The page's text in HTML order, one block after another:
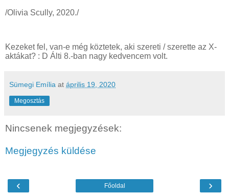
/Olivia Scully, 2020./
Kezeket fel, van-e még köztetek, aki szereti / szerette az X-
aktákat? : D Álti 8.-ban nagy kedvencem volt.
Sümegi Emília at április 19, 2020
Megosztás
Nincsenek megjegyzések:
Megjegyzés küldése
‹ ›
Főoldal